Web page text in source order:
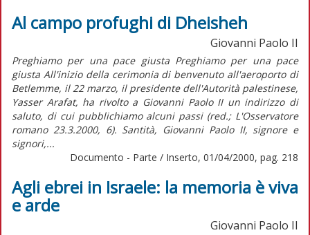
Al campo profughi di Dheisheh
Giovanni Paolo II
Preghiamo per una pace giusta Preghiamo per una pace
giusta All'inizio della cerimonia di benvenuto all'aeroporto di
Betlemme, il 22 marzo, il presidente dell'Autorità palestinese,
Yasser Arafat, ha rivolto a Giovanni Paolo II un indirizzo di
saluto, di cui pubblichiamo alcuni passi (red.; L'Osservatore
romano 23.3.2000, 6). Santità, Giovanni Paolo II, signore e
signori,...
Documento - Parte / Inserto, 01/04/2000, pag. 218
Agli ebrei in Israele: la memoria è viva
e arde
Giovanni Paolo II